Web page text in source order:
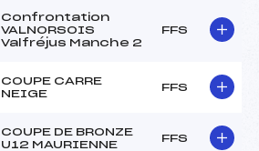
Confrontation
VALNORSOIS
Valfréjus Manche 2
FFS
COUPE CARRE
NEIGE
FFS
COUPE DE BRONZE
U12 MAURIENNE
FFS